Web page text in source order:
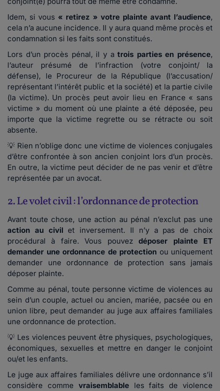
Idem, si vous « retirez » votre plainte avant l’audience,
cela n’a aucune incidence. Il y aura quand même procès et
condamnation si les faits sont constitués.
Lors d’un procès pénal, il y atrois parties en présence,
l’auteur présumé de l’infraction (votre conjoint/ la
défense), le Procureur de la République (l’accusation/
représentant l’intérêt public et la société) et la partie civile
(la victime). Un procès peut avoir lieu en France « sans
victime » du moment où une plainte a été déposée, peu
importe que la victime regrette ou se rétracte ou soit
absente.
💡 Rien n’oblige donc une victime de violences conjugales
d’être confrontée à son ancien conjoint lors d’un procès.
En outre, la victime peut décider de ne pas venir et d’être
représentée par un avocat.
2. Le volet civil : l’ordonnance de protection
Avant toute chose, une action au pénal n’exclut pas une
action au civil et inversement. Il n’y a pas de choix
procédural à faire. Vous pouvezdéposer plainte ET
demander une ordonnance de protection ou uniquement
demander une ordonnance de protection sans jamais
déposer plainte.
Comme au pénal, toute personne victime de violences au
sein d’un couple, actuel ou ancien, mariée, pacsée ou en
union libre, peut demander au juge aux affaires familiales
une ordonnance de protection.
💡 Les violences peuvent être physiques, psychologiques,
économiques, sexuelles et mettre en danger le conjoint
ou/et les enfants.
Le juge aux affaires familiales délivre une ordonnance s’il
considère comme vraisemblableles faits de violence